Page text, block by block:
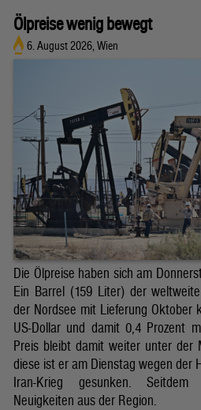
Ölpreise wenig bewegt
6. August 2026, Wien
Die Ölpreise haben sich am
Ein Barrel (159 Liter) der
der Nordsee mit Lieferung Oktober
US-Dollar und damit 0,4 Prozent
Preis bleibt damit weiter unter der
diese ist er am Dienstag wegen der
Iran-Krieg gesunken.
Neuigkeiten aus der Region.